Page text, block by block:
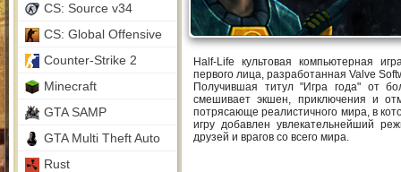
CS: Source v34
CS: Global Offensive
Counter-Strike 2
Minecraft
GTA SAMP
GTA Multi Theft Auto
Rust
Half-Life культовая компьютерная
первого лица, разработанная Valve
Получившая титул "Игра года" от
смешивает экшен, приключения и
потрясающе реалистичного мира, в
игру добавлен увлекательнейший
друзей и врагов со всего мира.